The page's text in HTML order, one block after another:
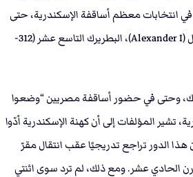
في انتخابات معظم أساقفة الإسكندرية، حتى
الأول (Alexander I)، البطريرك التاسع عشر (312-
وحتى في حضور أساقفة مصريين “وضعوا
تشير المؤلفات إلى أن كهنة الإسكندرية أدّوا
هذا الدور تراجع تدريجيًا عقب انتقال مقرّ
الحادي عشر. ومع ذلك، لم ترد سوى اثنتي